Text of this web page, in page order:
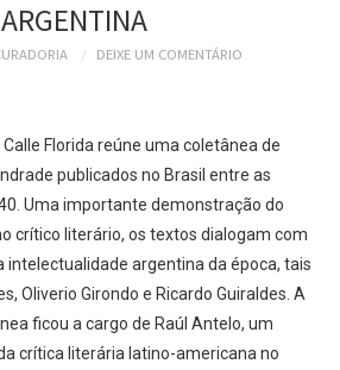
ARGENTINA
DEIXE UM COMENTÁRIO
Calle Florida reúne uma coletânea de
publicados no Brasil entre as
Uma importante demonstração do
crítico literário, os textos dialogam com
argentina da época, tais
Oliverio Girondo e Ricardo Guiraldes. A
ficou a cargo de Raúl Antelo, um
crítica literária latino-americana no